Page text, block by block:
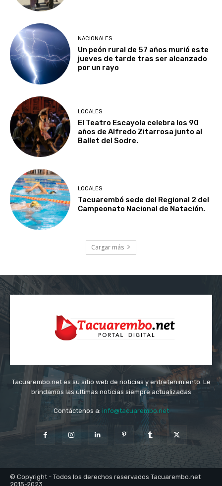
NACIONALES
Un peón rural de 57 años murió este
jueves de tarde tras ser alcanzado
por un rayo
LOCALES
El Teatro Escayola celebra los 90
años de Alfredo Zitarrosa junto al
Ballet del Sodre.
LOCALES
Tacuarembó sede del Regional 2 del
Campeonato Nacional de Natación.
Cargar más
Tacuarembo.net es su sitio web de noticias y entretenimiento. Le
brindamos las últimas noticias siempre actualizadas
Contáctenos a: info@tacuarembo.net
© Copyright - Todos los derechos reservados Tacuarembo.net
2015-2023